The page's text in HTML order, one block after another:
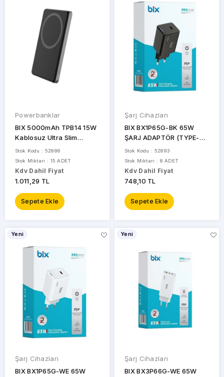
Powerbanklar
BIX 5000mAh TPB14 15W
Kablosuz Ultra Slim
Powerbank
Stok Kodu : 52886
Stok Miktarı : 15 ADET
Kdv Dahil Fiyat
1.011,29 TL
Sepete Ekle
Şarj Cihazları
BIX BX1P65G-BK 65W
ŞARJ ADAPTÖR (TYPE-C)
Siyah PPS ÖZELLİKLİ
Stok Kodu : 52893
Stok Miktarı : 8 ADET
Kdv Dahil Fiyat
748,10 TL
Sepete Ekle
Yeni
Şarj Cihazları
BIX BX1P65G-WE 65W
Yeni
Şarj Cihazları
BIX BX3P66G-WE 65W